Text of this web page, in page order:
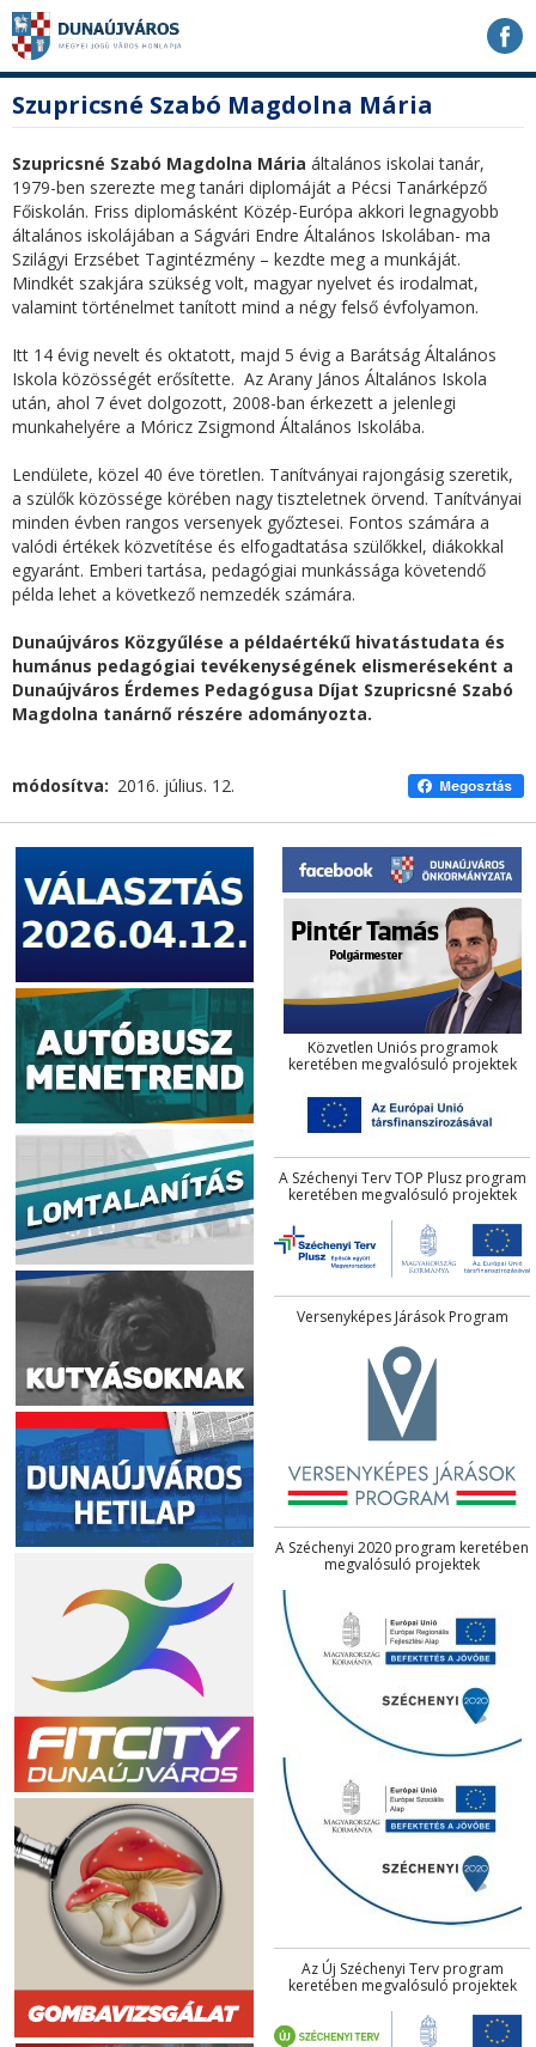
Ugrás
tartalomhoz
Ugrás
navigációhoz
Ugrás
kereséshez
a
honlapon
tartalom
Szupricsné Szabó Magdolna Mária
Szupricsné Szabó Magdolna Mária általános iskolai tanár,
1979-ben szerezte meg tanári diplomáját a Pécsi Tanárképző
Főiskolán. Friss diplomásként Közép-Európa akkori legnagyobb
általános iskolájában a Ságvári Endre Általános Iskolában- ma
Szilágyi Erzsébet Tagintézmény – kezdte meg a munkáját.
Mindkét szakjára szükség volt, magyar nyelvet és irodalmat,
valamint történelmet tanított mind a négy felső évfolyamon.
Itt 14 évig nevelt és oktatott, majd 5 évig a Barátság Általános
Iskola közösségét erősítette. Az Arany János Általános Iskola
után, ahol 7 évet dolgozott, 2008-ban érkezett a jelenlegi
munkahelyére a Móricz Zsigmond Általános Iskolába.
Lendülete, közel 40 éve töretlen. Tanítványai rajongásig szeretik,
a szülők közössége körében nagy tiszteletnek örvend. Tanítványai
minden évben rangos versenyek győztesei. Fontos számára a
valódi értékek közvetítése és elfogadtatása szülőkkel, diákokkal
egyaránt. Emberi tartása, pedagógiai munkássága követendő
példa lehet a következő nemzedék számára.
Dunaújváros Közgyűlése a példaértékű hivatástudata és
humánus pedagógiai tevékenységének elismeréseként a
Dunaújváros Érdemes Pedagógusa Díjat Szupricsné Szabó
Magdolna tanárnő részére adományozta.
módosítva 2016. július. 12.
Közvetlen Uniós programok
keretében megvalósuló projektek
A Széchenyi Terv TOP Plusz program
keretében megvalósuló projektek
Versenyképes Járások Program
A Széchenyi 2020 program keretében
megvalósuló projektek
Az Új Széchenyi Terv program
keretében megvalósuló projektek